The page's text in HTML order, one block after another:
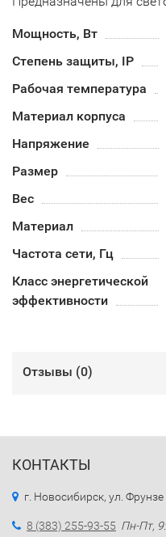
Мощность, Вт
Степень защиты, IP
Рабочая температура
Материал корпуса
Напряжение
Размер
Вес
Материал
Частота сети, Гц
Класс энергетической
эффективности
Отзывы (0)
КОНТАКТЫ
г. Новосибирск, ул.
8 (383) 255-93-55 Пн-Пт,